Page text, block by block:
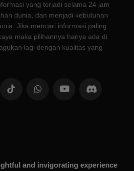
yang terjadi selama 24 jam
dunia, dan menjadi kebutuhan
Jika mencari informasi paling
maka pilihannya hanya ada di
lagi dengan kualitas yang
and invigorating experience